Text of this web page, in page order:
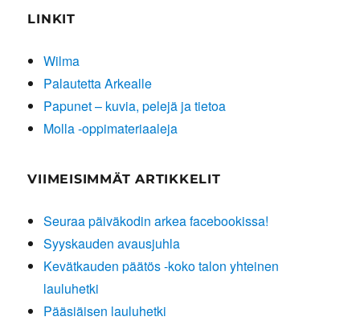
LINKIT
Wilma
Palautetta Arkealle
Papunet – kuvia, pelejä ja tietoa
Molla -oppimateriaaleja
VIIMEISIMMÄT ARTIKKELIT
Seuraa päiväkodin arkea facebookissa!
Syyskauden avausjuhla
Kevätkauden päätös -koko talon yhteinen
lauluhetki
Pääsiäisen lauluhetki